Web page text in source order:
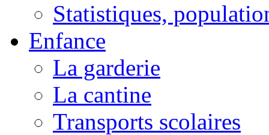
Statistiques,
Enfance
La garderie
La cantine
Transports scolaires